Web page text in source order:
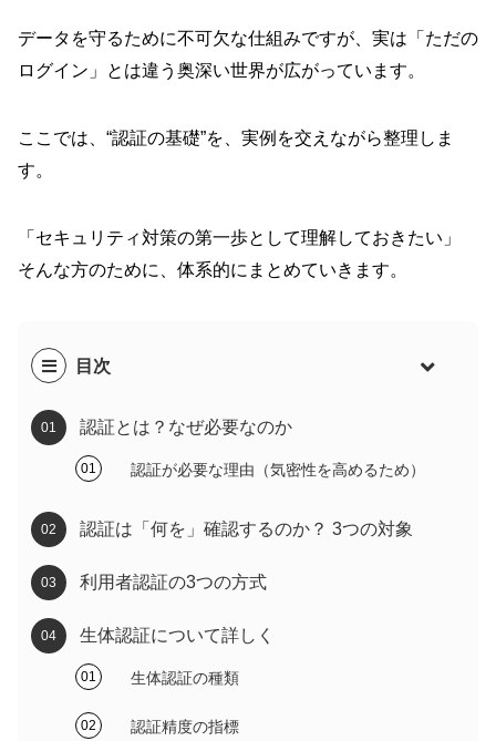
データを守るために不可欠な仕組みですが、実は「ただの
ログイン」とは違う奥深い世界が広がっています。
ここでは、“認証の基礎”を、実例を交えながら整理しま
す。
「セキュリティ対策の第一歩として理解しておきたい」
そんな方のために、体系的にまとめていきます。
目次
認証とは？なぜ必要なのか
認証が必要な理由（気密性を高めるため）
認証は「何を」確認するのか？ 3つの対象
利用者認証の3つの方式
生体認証について詳しく
生体認証の種類
認証精度の指標